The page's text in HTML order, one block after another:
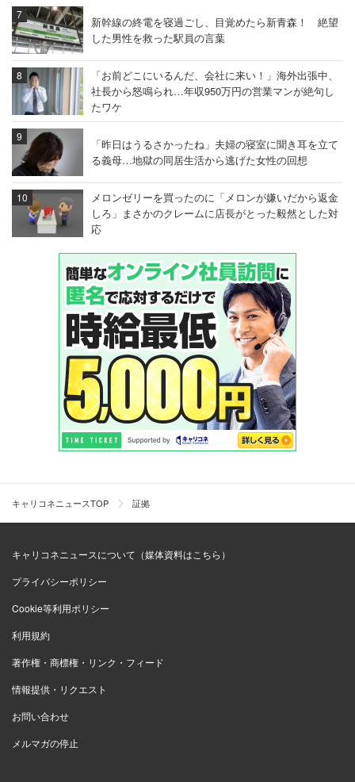
新幹線の終電を寝過ごし、目覚めたら新青森！ 絶望
した男性を救った駅員の言葉
「お前どこにいるんだ、会社に来い！」海外出張中、
社長から怒鳴られ…年収950万円の営業マンが絶句し
たワケ
「昨日はうるさかったね」夫婦の寝室に聞き耳を立て
る義母…地獄の同居生活から逃げた女性の回想
メロンゼリーを買ったのに「メロンが嫌いだから返金
しろ」まさかのクレームに店長がとった毅然とした対
応
キャリコネニュースTOP 証拠
キャリコネニュースについて（媒体資料はこちら）
プライバシーポリシー
Cookie等利用ポリシー
利用規約
著作権・商標権・リンク・フィード
情報提供・リクエスト
お問い合わせ
メルマガの停止